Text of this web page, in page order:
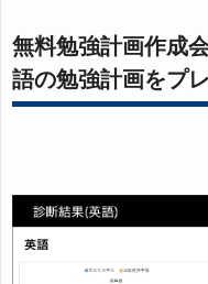
無料勉強計画作成
語の勉強計画をプ